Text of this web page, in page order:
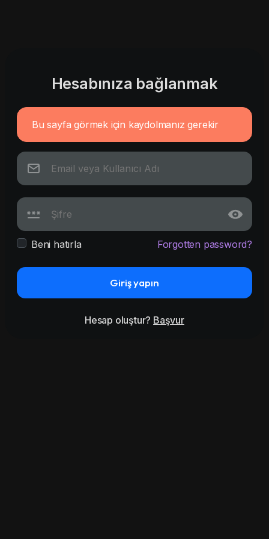
Hesabınıza bağlanmak
Bu sayfa görmek için kaydolmanız gerekir
Beni hatırla Forgotten password?
Giriş yapın
Hesap oluştur? Başvur